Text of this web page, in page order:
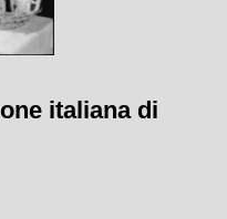
italiana di